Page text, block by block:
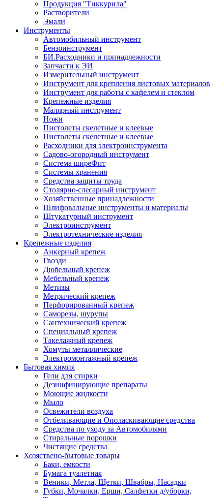
Продукция "Тиккурила"
Растворители
Эмали
Инструменты
Автомобильный инструмент
Бензоинструмент
БИ.Расходники и принадлежности
Запчасти к ЭИ
Измерительный инструмент
Инструмент для крепления листовых материалов
Инструмент для работы с кафелем и стеклом
Крепежные изделия
Малярный инструмент
Ножи
Пистолеты скелетные и клеевые
Пистолеты скелетные и клеевые
Расходники для электроинструмента
Садово-огородный инструмент
Система ширеФит
Системы хранения
Средства защиты труда
Столярно-слесарный инструмент
Хозяйственные принадлежности
Шлифовальные инструменты и материалы
Штукатурный инструмент
Электроинструмент
Электротехнические изделия
Крепежные изделия
Анкерный крепеж
Гвозди
Дюбельный крепеж
Мебельный крепеж
Метизы
Метрический крепеж
Перфорированный крепеж
Саморезы, шурупы
Сантехнический крепеж
Специальный крепеж
Такелажный крепеж
Хомуты металлические
Электромонтажный крепеж
Бытовая химия
Гели для стирки
Дезинфицирующие препараты
Моющие жидкости
Мыло
Освежители воздуха
Отбеливающие и Ополаскивающие средства
Средства по уходу за Автомобилями
Стиральные порошки
Чистящие средства
Хозяствено-бытовые товары
Баки, емкости
Бумага туалетная
Веники, Метла, Щетки, Швабры, Насадки
Губки, Мочалки, Ерши, Салфетки д/уборки,